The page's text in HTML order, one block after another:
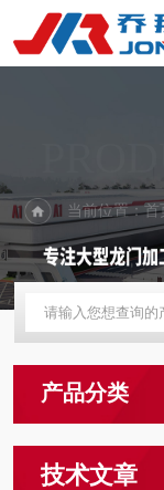
当前位置：首
产品分类
技术文章